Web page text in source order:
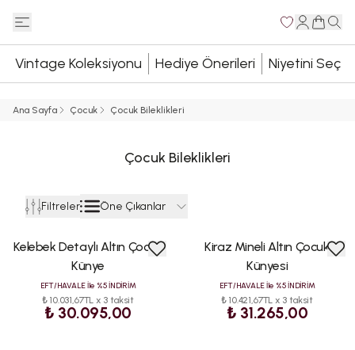
Vintage Koleksiyonu Hediye Önerileri Niyetini Seç
Ana Sayfa Çocuk Çocuk Bileklikleri
Çocuk Bileklikleri
Filtreler Öne Çıkanlar
ÇOK
Kelebek Detaylı Altın Çocuk
Künye
EFT/HAVALE İle %5 İNDİRİM
₺ 10.031,67TL x 3 taksit
₺ 30.095,00
ÇOK
Kiraz Mineli Altın Çocuk
Künyesi
EFT/HAVALE İle %5 İNDİRİM
₺ 10.421,67TL x 3 taksit
₺ 31.265,00